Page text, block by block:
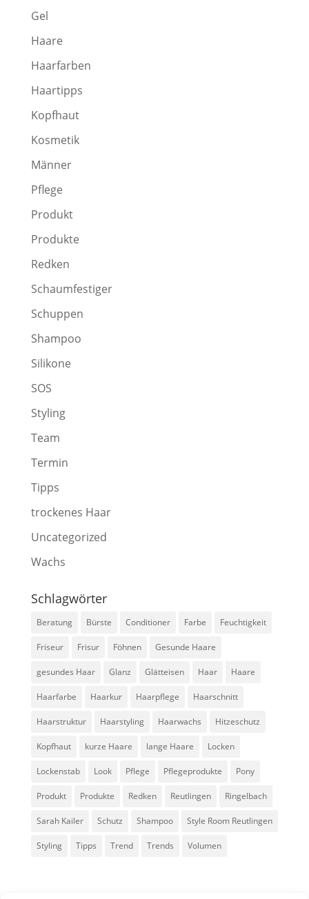
Gel
Haare
Haarfarben
Haartipps
Kopfhaut
Kosmetik
Männer
Pflege
Produkt
Produkte
Redken
Schaumfestiger
Schuppen
Shampoo
Silikone
SOS
Styling
Team
Termin
Tipps
trockenes Haar
Uncategorized
Wachs
Schlagwörter
Beratung Bürste Conditioner Farbe Feuchtigkeit
Friseur Frisur Föhnen Gesunde Haare
gesundes Haar Glanz Glätteisen Haar Haare
Haarfarbe Haarkur Haarpflege Haarschnitt
Haarstruktur Haarstyling Haarwachs Hitzeschutz
Kopfhaut kurze Haare lange Haare Locken
Lockenstab Look Pflege Pflegeprodukte Pony
Produkt Produkte Redken Reutlingen Ringelbach
Sarah Kailer Schutz Shampoo Style Room Reutlingen
Styling Tipps Trend Trends Volumen